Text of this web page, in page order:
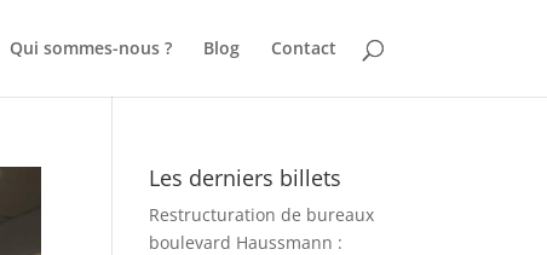
Qui sommes-nous ? Blog Contact
Les derniers billets
Restructuration de bureaux
boulevard Haussmann :